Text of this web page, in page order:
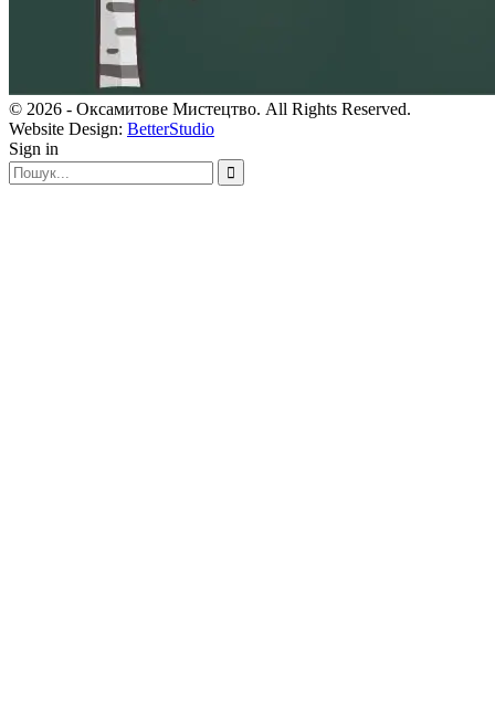
© 2026 - Оксамитове Мистецтво. All Rights Reserved.
Website Design: BetterStudio
Sign in